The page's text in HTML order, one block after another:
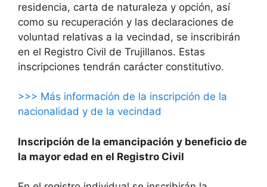
residencia, carta de naturaleza y opción, así
como su recuperación y las declaraciones de
voluntad relativas a la vecindad, se inscribirán
en el Registro Civil de Trujillanos. Estas
inscripciones tendrán carácter constitutivo.
>>> Más información de la inscripción de la
nacionalidad y de la vecindad
Inscripción de la emancipación y beneficio de
la mayor edad en el Registro Civil